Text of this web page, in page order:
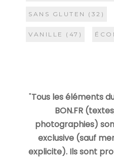
SANS GLUTEN (32)
VANILLE (47)
"Tous les éléments
BON.FR
photographies)
exclusive (sauf
explicite). Ils sont